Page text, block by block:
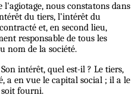
nous constatons dans
du tiers, l’intérêt du
et, en second lieu,
responsable de tous les
nom de la société.
intérêt, quel est-il ? Le tiers,
a en vue le capital social ; il a le
soit fourni.